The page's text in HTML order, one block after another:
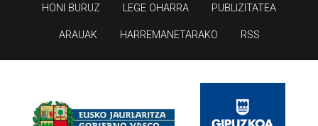
HONI BURUZ LEGE OHARRA PUBLIZITATEA
ARAUAK HARREMANETARAKO RSS